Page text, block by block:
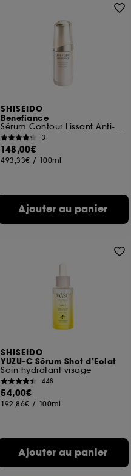
SHISEIDO
Benefiance
Sérum Contour Lissant Anti-Rides
3
148,00€
493,33€ / 100ml
Ajouter au panier
SHISEIDO
YUZU-C Sérum Shot d’Eclat
Soin hydratant visage
448
54,00€
192,86€ / 100ml
Ajouter au panier